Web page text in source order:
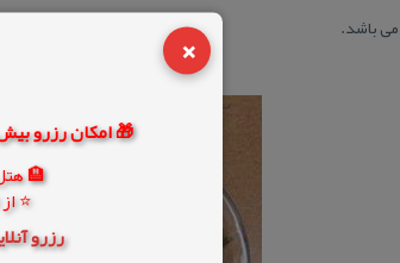
×
🎁 امکان رزرو بیش از 1000 هتل و اقامتگاه مشهد با
🏨
⭐ از 1 تا 5 ستاره | فولبرد |
رزرو
می باشد.